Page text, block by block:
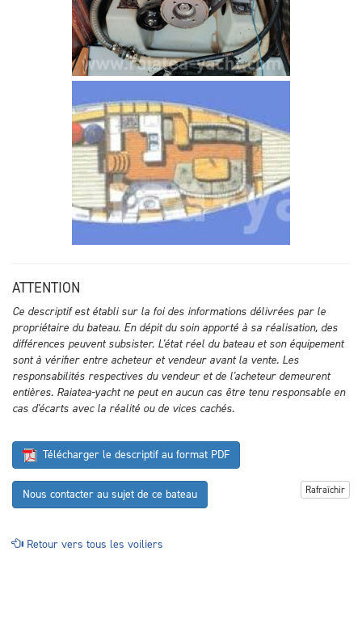
ATTENTION
Ce descriptif est établi sur la foi des informations délivrées par le
propriétaire du bateau. En dépit du soin apporté à sa réalisation, des
différences peuvent subsister. L'état réel du bateau et son équipement
sont à vérifier entre acheteur et vendeur avant la vente. Les
responsabilités respectives du vendeur et de l'acheteur demeurent
entières. Raiatea-yacht ne peut en aucun cas être tenu responsable en
cas d'écarts avec la réalité ou de vices cachés.
Télécharger le descriptif au format PDF
Nous contacter au sujet de ce bateau Rafraîchir
Retour vers tous les voiliers